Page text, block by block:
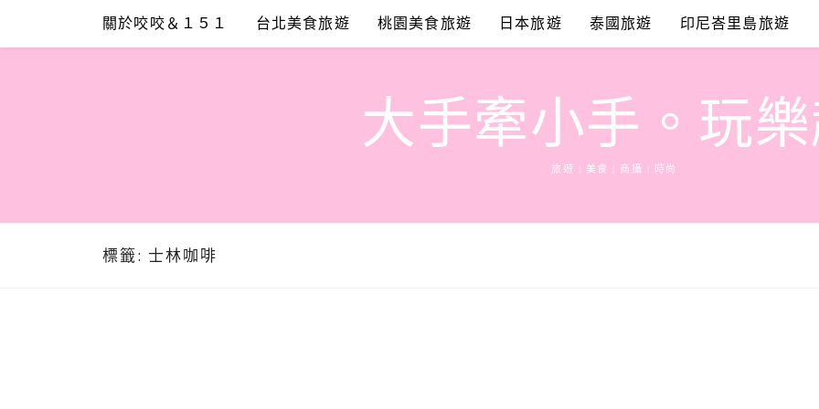
content
關於咬咬＆１５１ 台北美食旅遊 桃園美食旅遊 日本旅遊 泰國旅遊 印尼峇里島旅遊
大手牽小手。玩
旅遊 | 美食 | 商攝 | 時尚
標籤: 士林咖啡